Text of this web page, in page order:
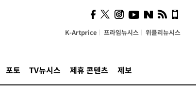
K-Artprice 프라임뉴시스 위클리뉴시스
포토 TV뉴시스 제휴 콘텐츠 제보
의견, 국토부·LH에 충실히
전달할 것"